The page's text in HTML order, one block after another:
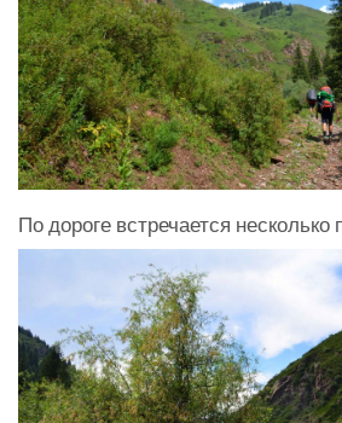
По дороге встречается несколько